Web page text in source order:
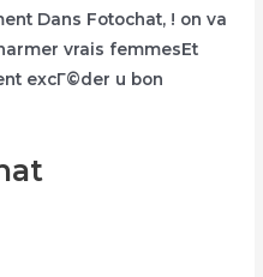
Dans Fotochat, ! on va
vrais femmesEt
excГ©der u bon